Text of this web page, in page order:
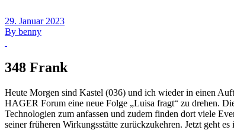
29. Januar 2023
By benny
348 Frank
Heute Morgen sind Kastel (036) und ich wieder in einen
HAGER Forum eine neue Folge „Luisa fragt“ zu drehen.
Technologien zum anfassen und zudem finden dort viele
seiner früheren Wirkungsstätte zurückzukehren. Jetzt geht